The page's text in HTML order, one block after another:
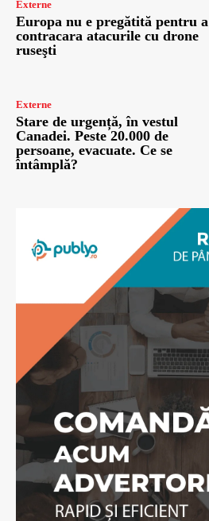
Externe
Europa nu e pregătită pentru a
contracara atacurile cu drone
ruseşti
Externe
Stare de urgență, în vestul
Canadei. Peste 20.000 de
persoane, evacuate. Ce se
întâmplă?